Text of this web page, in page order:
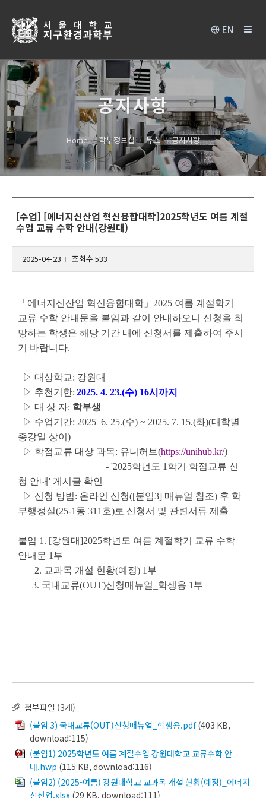
EN
공지사항
Home 학부정보실 뉴스 공지사항
[수업] [에너지신산업 혁신융합대학]2025학년도 여름 계절
수업 교류 수학 안내(강원대)
2025-04-23 조회수 533
「에너지신산업 혁신융합대학」2025 여름 계절학기
교류 수학 안내문을 붙임과 같이 안내하오니 신청을 희
망하는 학생은 해당 기간 내에 신청서를 제출하여 주시
기 바랍니다.
▷ 대상학교: 강원대
▷ 추천기한: 2025. 4. 23.(수) 16시까지
▷ 대 상 자: 학부생
▷ 수업기간: 2025 6. 25.(수) ~ 2025. 7. 15.(화)(대학별
종강일 상이)
▷ 학점교류 대상 과목: 유니허브(https://unihub.kr/)
- '2025학년도 1학기 학점교류 신
청 안내' 게시글 확인
▷ 신청 방법: 온라인 신청([붙임3] 매뉴얼 참조) 후 학
부행정실(25-1동 311호)로 신청서 및 관련서류 제출
붙임 1. [강원대]2025학년도 여름 계절학기 교류 수학
안내문 1부
2. 교과목 개설 현황(예정) 1부
3. 국내교류(OUT)신청매뉴얼_학생용 1부
첨부파일 (3개)
(붙임 3) 국내교류(OUT)신청매뉴얼_학생용.pdf (403 KB,
download:115)
(붙임1) 2025학년도 여름 계절수업 강원대학교 교류수학 안
내.hwp (115 KB, download:116)
(붙임2) (2025-여름) 강원대학교 교과목 개설 현황(예정)_에너지
신산업.xlsx (29 KB, download:111)